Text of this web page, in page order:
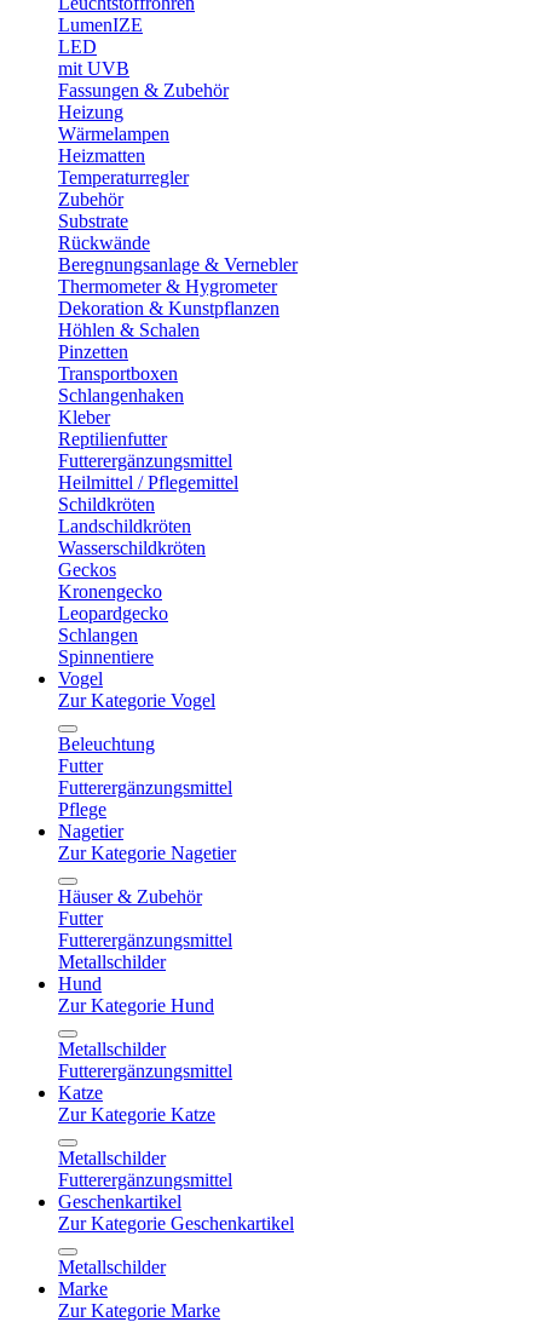
LumenIZE
LED
mit UVB
Fassungen & Zubehör
Heizung
Wärmelampen
Heizmatten
Temperaturregler
Zubehör
Substrate
Rückwände
Beregnungsanlage & Vernebler
Thermometer & Hygrometer
Dekoration & Kunstpflanzen
Höhlen & Schalen
Pinzetten
Transportboxen
Schlangenhaken
Kleber
Reptilienfutter
Futterergänzungsmittel
Heilmittel / Pflegemittel
Schildkröten
Landschildkröten
Wasserschildkröten
Geckos
Kronengecko
Leopardgecko
Schlangen
Spinnentiere
Vogel
Zur Kategorie Vogel
Beleuchtung
Futter
Futterergänzungsmittel
Pflege
Nagetier
Zur Kategorie Nagetier
Häuser & Zubehör
Futter
Futterergänzungsmittel
Metallschilder
Hund
Zur Kategorie Hund
Metallschilder
Futterergänzungsmittel
Katze
Zur Kategorie Katze
Metallschilder
Futterergänzungsmittel
Geschenkartikel
Zur Kategorie Geschenkartikel
Metallschilder
Marke
Zur Kategorie Marke